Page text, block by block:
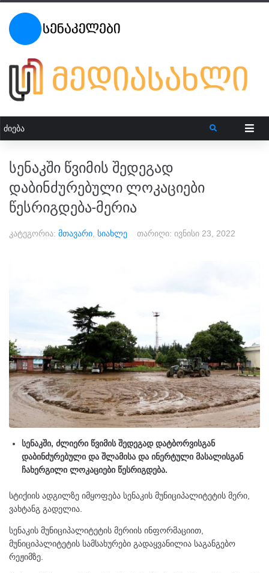
სენაკში წვიმის შედეგად
დაბინძურებული ლოკაციები
წესრიგდება-მერია
კატეგორია: მთავარი სიახლე თარიღი: ივნისი 23, 2022
სენაკში, ძლიერი წვიმის შედეგად დატბორვისგან
დაბინძურებული და შლამისა და ინერტული მასალისგან
ჩახერგილი ლოკაციები წესრიგდება.
სტიქიის ადგილზე იმყოფება სენაკის მუნიციპალიტეტის მერი,
ვახტანგ გადელია.
სენაკის მუნიციპალიტეტის მერიის ინფორმაციით,
მუნიციპალიტეტის სამსახურები გადაყვანილია საგანგებო
რეჟიმზე.